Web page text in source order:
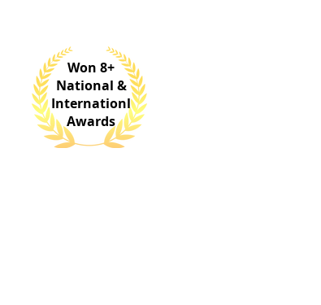
Won 8+
National &
Internationl
Awards